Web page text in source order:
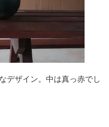
デザイン。中は真っ赤でし